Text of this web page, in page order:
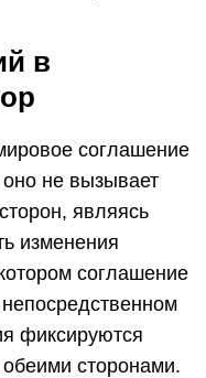
в
соглашение
не вызывает
являясь
изменения
соглашение
фиксируются
сторонами.